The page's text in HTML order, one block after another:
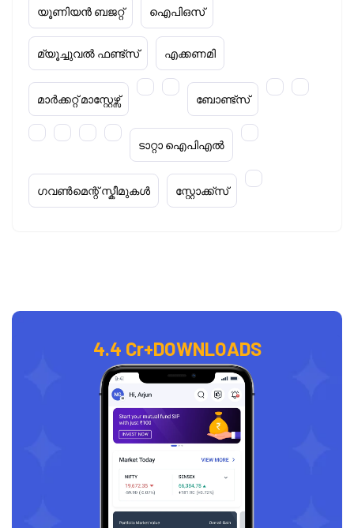
യൂണിയൻ ബജറ്റ് ഐപിഒസ്
മ്യൂച്ചുവൽ ഫണ്ട്സ് എക്കണമി
മാർക്കറ്റ് മാസ്റ്റേഴ്സ് ബോണ്ട്സ്
ടാറ്റാ ഐപിഎൽ
ഗവൺമെന്റ് സ്കീമുകൾ സ്റ്റോക്ക്‌സ്
4.4 Cr+DOWNLOADS